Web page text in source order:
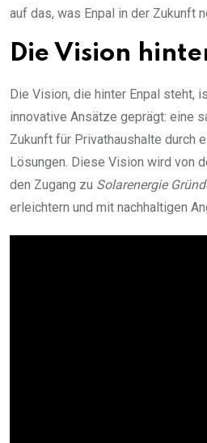
auf das, was Enpal in der Zukunft
Die Vision
Die Vision, die hinter Enpal steht,
innovative Ansätze geprägt: eine
Zukunft für Privathaushalte durch
Lösungen. Diese Vision wird von
den Zugang zu Solarenergie
erleichtern und mit nachhaltigen